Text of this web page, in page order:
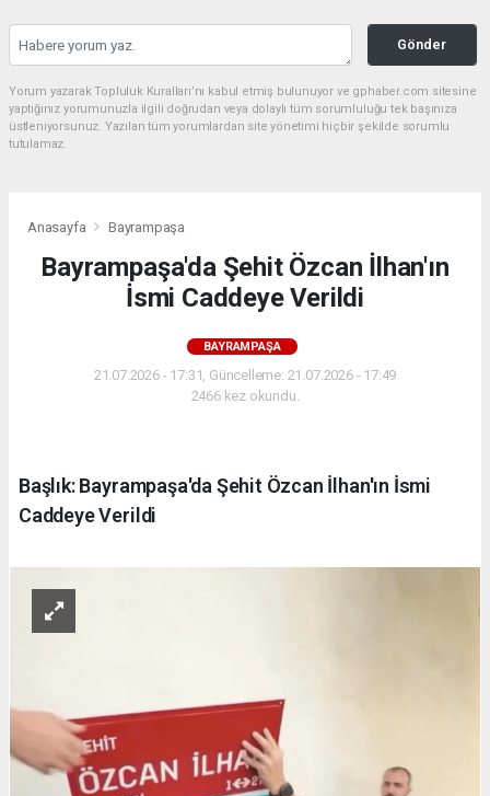
Gönder
Yorum yazarak Topluluk Kuralları’nı kabul etmiş bulunuyor ve gphaber.com sitesine
yaptığınız yorumunuzla ilgili doğrudan veya dolaylı tüm sorumluluğu tek başınıza
üstleniyorsunuz. Yazılan tüm yorumlardan site yönetimi hiçbir şekilde sorumlu
tutulamaz.
Anasayfa Bayrampaşa
Bayrampaşa'da Şehit Özcan İlhan'ın
İsmi Caddeye Verildi
BAYRAMPAŞA
21.07.2026 - 17:31, Güncelleme: 21.07.2026 - 17:49
2466 kez okundu.
Başlık: Bayrampaşa'da Şehit Özcan İlhan'ın İsmi
Caddeye Verildi